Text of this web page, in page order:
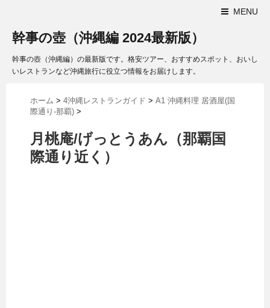
MENU
幹事の壺（沖縄編 2024最新版）
幹事の壺（沖縄編）の最新版です。格安ツアー、おすすめスポット、おいし
いレストランなど沖縄旅行に役立つ情報をお届けします。
ホーム > 4沖縄レストランガイド > A1 沖縄料理 居酒屋(国
際通り-那覇) >
月桃庵/げっとうあん（那覇国
際通り近く）